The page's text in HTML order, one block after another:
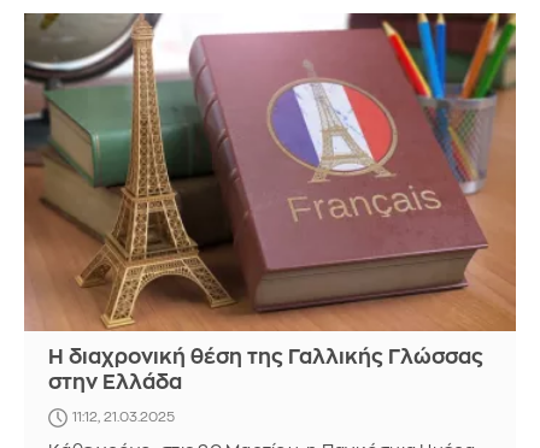
Η διαχρονική θέση της Γαλλικής Γλώσσας
στην Ελλάδα
11:12, 21.03.2025